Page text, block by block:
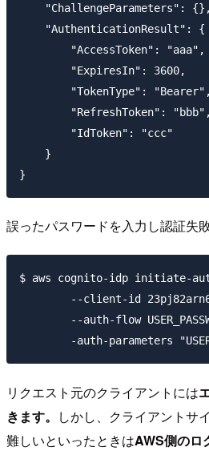
    "ChallengeParameters": {},
    "AuthenticationResult": {
        "AccessToken": "aaa",
        "ExpiresIn": 3600,
        "TokenType": "Bearer",
        "RefreshToken": "bbb",
        "IdToken": "ccc"
    }
誤ったパスワードを入力し認証失
$ aws cognito-idp initiate-
--client-id
--auth-flow
リクエスト元のクライアントには
きます。 しかし、クライアントサ
難しいといったときはAWS側のロ